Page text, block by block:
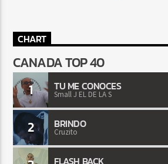
CHART
CANADA TOP 40
1 TU ME CONOCES
Small J EL DE LA S
2 BRINDO
Cruzito
FLASH BACK